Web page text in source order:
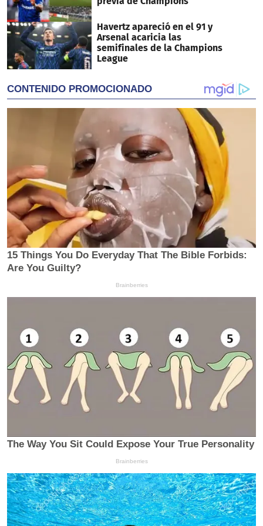
Havertz apareció en el 91 y
Arsenal acaricia las
semifinales de la Champions
League